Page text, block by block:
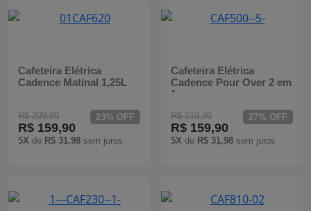
Cafeteira Elétrica
Cadence Matinal 1,25L
R$ 209,90
R$ 159,90
5X de R$ 31,98 sem juros
23% OFF
Cafeteira Elétrica
Cadence Pour Over 2 em
1
R$ 219,90
R$ 159,90
5X de R$ 31,98 sem juros
27% OFF